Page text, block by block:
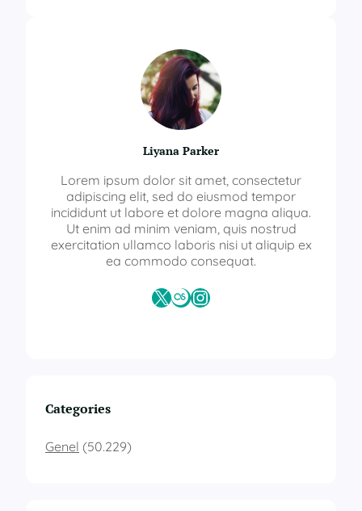
Liyana Parker
Lorem ipsum dolor sit amet, consectetur
adipiscing elit, sed do eiusmod tempor
incididunt ut labore et dolore magna aliqua.
Ut enim ad minim veniam, quis nostrud
exercitation ullamco laboris nisi ut aliquip ex
ea commodo consequat.
X Last.fmInstagram
Categories
Genel (50.229)